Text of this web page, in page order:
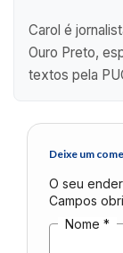
Carol é
Ouro Preto,
textos pela
Deixe um
O seu
Campos
Nome *